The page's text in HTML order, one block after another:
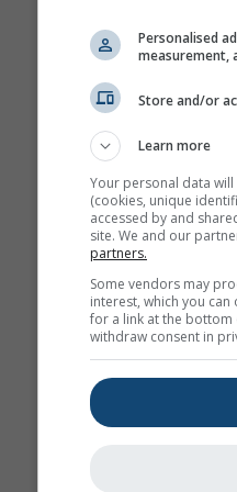
Personalised
measurement,
Store and/or
Learn more
Your personal data
(cookies, unique
accessed by and
site. We and our
partners.
Some vendors may
interest, which you
for a link at the bottom
withdraw consent in